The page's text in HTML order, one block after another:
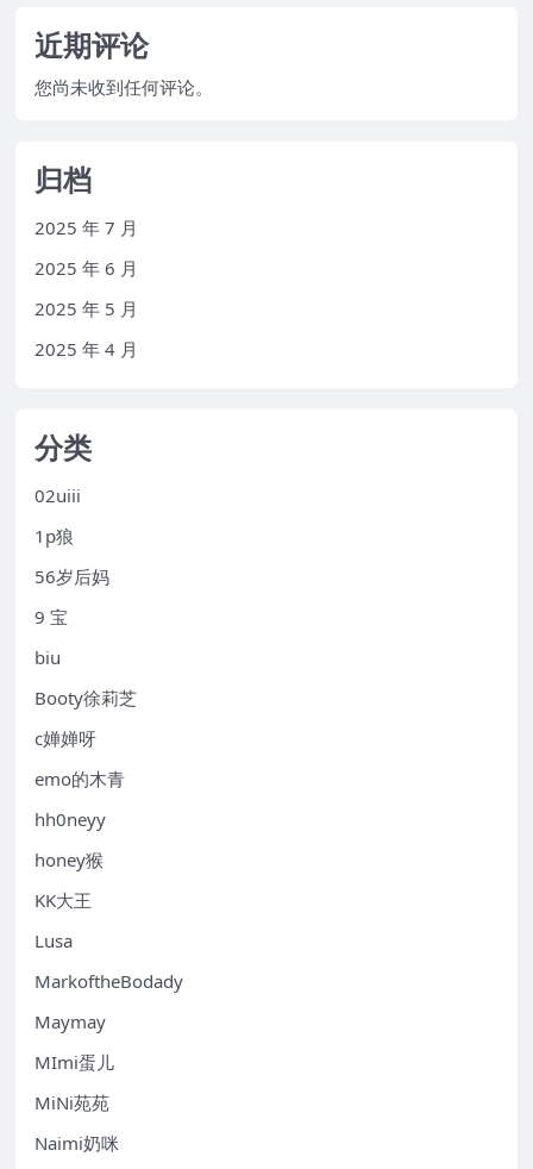
近期评论
您尚未收到任何评论。
归档
2025 年 7 月
2025 年 6 月
2025 年 5 月
2025 年 4 月
分类
02uiii
1p狼
56岁后妈
9 宝
biu
Booty徐莉芝
c婵婵呀
emo的木青
hh0neyy
honey猴
KK大王
Lusa
MarkoftheBodady
Maymay
MImi蛋儿
MiNi苑苑
Naimi奶咪